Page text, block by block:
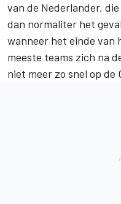
van de Nederlander,
dan normaliter het
wanneer het einde van
meeste teams zich na
niet meer zo snel op de